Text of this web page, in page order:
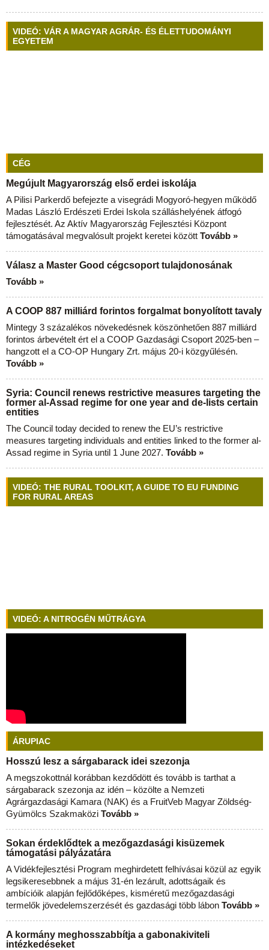
VIDEÓ: VÁR A MAGYAR AGRÁR- ÉS ÉLETTUDOMÁNYI
EGYETEM
CÉG
Megújult Magyarország első erdei iskolája
A Pilisi Parkerdő befejezte a visegrádi Mogyoró-hegyen működő
Madas László Erdészeti Erdei Iskola szálláshelyének átfogó
fejlesztését. Az Aktív Magyarország Fejlesztési Központ
támogatásával megvalósult projekt keretei között Tovább »
Válasz a Master Good cégcsoport tulajdonosának
Tovább »
A COOP 887 milliárd forintos forgalmat bonyolított tavaly
Mintegy 3 százalékos növekedésnek köszönhetően 887 milliárd
forintos árbevételt ért el a COOP Gazdasági Csoport 2025-ben –
hangzott el a CO-OP Hungary Zrt. május 20-i közgyűlésén.
Tovább »
Syria: Council renews restrictive measures targeting the
former al-Assad regime for one year and de-lists certain
entities
The Council today decided to renew the EU’s restrictive
measures targeting individuals and entities linked to the former al-
Assad regime in Syria until 1 June 2027. Tovább »
VIDEÓ: THE RURAL TOOLKIT, A GUIDE TO EU FUNDING
FOR RURAL AREAS
VIDEÓ: A NITROGÉN MŰTRÁGYA
ÁRUPIAC
Hosszú lesz a sárgabarack idei szezonja
A megszokottnál korábban kezdődött és tovább is tarthat a
sárgabarack szezonja az idén – közölte a Nemzeti
Agrárgazdasági Kamara (NAK) és a FruitVeb Magyar Zöldség-
Gyümölcs Szakmaközi Tovább »
Sokan érdeklődtek a mezőgazdasági kisüzemek
támogatási pályázatára
A Vidékfejlesztési Program meghirdetett felhívásai közül az egyik
legsikeresebbnek a május 31-én lezárult, adottságaik és
ambícióik alapján fejlődőképes, kisméretű mezőgazdasági
termelők jövedelemszerzését és gazdasági több lábon Tovább »
A kormány meghosszabbítja a gabonakiviteli
intézkedéseket